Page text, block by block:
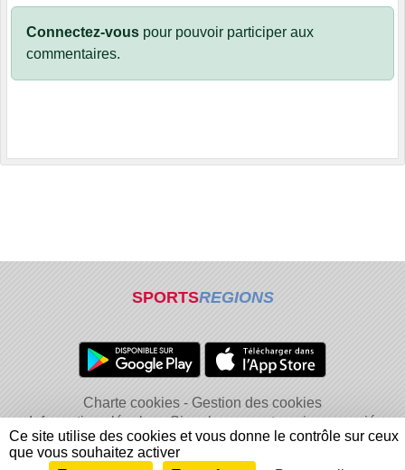
Connectez-vous pour pouvoir participer aux
commentaires.
SPORTSREGIONS
Charte cookies
Gestion des cookies
Informations légales
Signaler un contenu inapproprié
Ce site utilise des cookies et vous donne le contrôle sur ceux
que vous souhaitez activer